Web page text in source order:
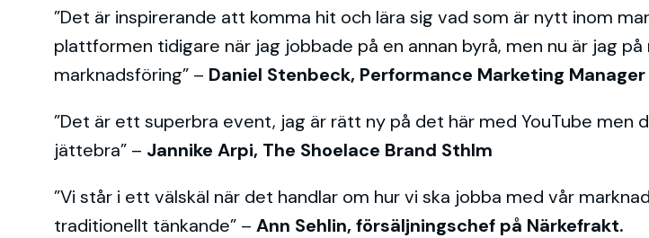
”Det är inspirerande att komma hit och lära sig vad som är nytt inom
plattformen tidigare när jag jobbade på en annan byrå, men nu är jag
marknadsföring” – Daniel Stenbeck, Performance Marketing
”Det är ett superbra event, jag är rätt ny på det här med YouTube
jättebra” – Jannike Arpi, The Shoelace Brand Sthlm
”Vi står i ett välskäl när det handlar om hur vi ska jobba med vår
traditionellt tänkande” – Ann Sehlin, försäljningschef på Närkefrakt.